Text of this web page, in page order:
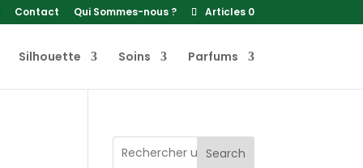
Contact Qui Sommes-nous ? Articles 0
Silhouette Soins Parfums
Search